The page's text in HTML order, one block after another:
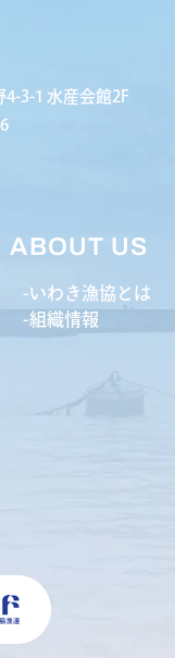
3-1 水産会館2F
ABOUT US
いわき漁協とは
組織情報